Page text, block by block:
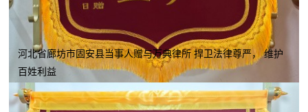
河北省廊坊市固安县当事人赠与万典律所 捍卫法律尊严， 维护
百姓利益